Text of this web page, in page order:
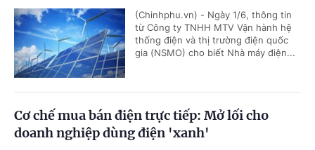
(Chinhphu.vn) - Ngày 1/6, thông tin
từ Công ty TNHH MTV Vận hành hệ
thống điện và thị trường điện quốc
gia (NSMO) cho biết Nhà máy điện...
Cơ chế mua bán điện trực tiếp: Mở lối cho
doanh nghiệp dùng điện 'xanh'